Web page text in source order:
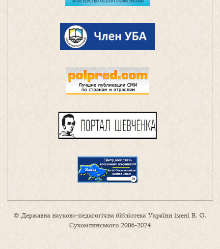
© Державна науково-педагогічна бібліотека України імені В. О.
Сухомлинського 2006-2024